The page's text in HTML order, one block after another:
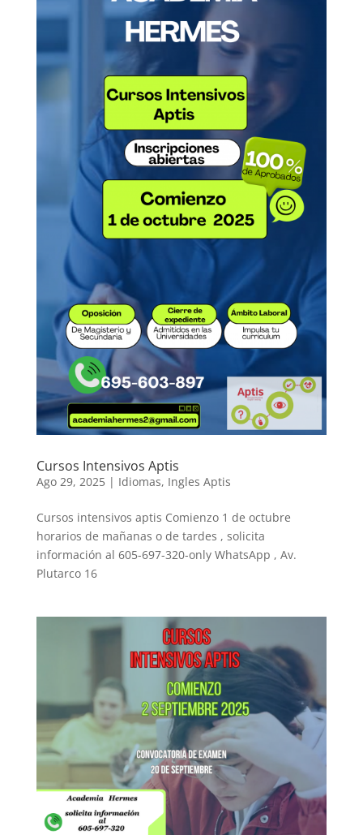
Cursos Intensivos Aptis
Ago 29, 2025| Idiomas, Ingles Aptis
Cursos intensivos aptis Comienzo 1 de octubre
horarios de mañanas o de tardes , solicita
información al 605-697-320-only WhatsApp , Av.
Plutarco 16